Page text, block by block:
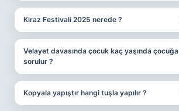
Kiraz Festivali 2025 nerede ?
Velayet davasında çocuk kaç yaşında çocuğa
sorulur ?
Kopyala yapıştır hangi tuşla yapılır ?